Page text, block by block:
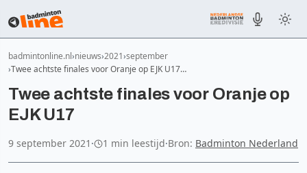
badmintonline.nl nieuws 2021 september
Twee achtste finales voor Oranje op EJK U17…
Twee achtste finales voor Oranje op
EJK U17
9 september 2021 · 1 min leestijd·Bron: Badminton Nederland